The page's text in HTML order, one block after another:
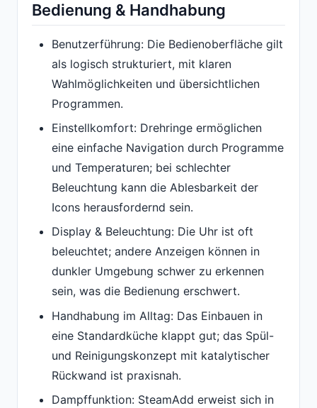
Bedienung & Handhabung
Benutzerführung: Die Bedienoberfläche gilt
als logisch strukturiert, mit klaren
Wahlmöglichkeiten und übersichtlichen
Programmen.
Einstellkomfort: Drehringe ermöglichen
eine einfache Navigation durch Programme
und Temperaturen; bei schlechter
Beleuchtung kann die Ablesbarkeit der
Icons herausfordernd sein.
Display & Beleuchtung: Die Uhr ist oft
beleuchtet; andere Anzeigen können in
dunkler Umgebung schwer zu erkennen
sein, was die Bedienung erschwert.
Handhabung im Alltag: Das Einbauen in
eine Standardküche klappt gut; das Spül-
und Reinigungskonzept mit katalytischer
Rückwand ist praxisnah.
Dampffunktion: SteamAdd erweist sich in